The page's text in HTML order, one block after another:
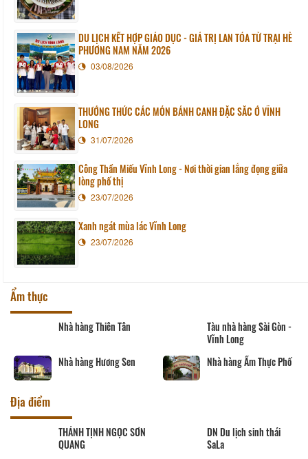
DU LỊCH KẾT HỢP GIÁO DỤC - GIÁ TRỊ LAN TỎA TỪ TRẠI HÈ
PHƯƠNG NAM NĂM 2026
03/08/2026
THƯỞNG THỨC CÁC MÓN BÁNH CANH ĐẶC SẮC Ở VĨNH
LONG
31/07/2026
Công Thần Miếu Vĩnh Long - Nơi thời gian lắng đọng giữa
lòng phố thị
23/07/2026
Xanh ngát mùa lác Vĩnh Long
23/07/2026
Ẩm thực
Nhà hàng Thiên Tân
Tàu nhà hàng Sài Gòn -
Vĩnh Long
Nhà hàng Hương Sen
Nhà hàng Ẩm Thực Phố
Địa điểm
THÁNH TỊNH NGỌC SƠN
QUANG
DN Du lịch sinh thái
SaLa